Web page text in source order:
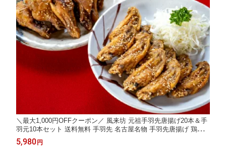
＼最大1,000円OFFクーポン／ 風来坊 元祖手羽先唐揚げ20本＆手
羽元10本セット 送料無料 手羽先 名古屋名物 手羽先唐揚げ 鶏肉
惣菜 簡単調理 詰め合わせ プレゼント 贈答 土産 お土産 通販 名古
5,980 円